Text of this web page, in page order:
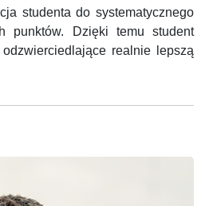
studenta do systematycznego
punktów. Dzięki temu student
realnie lepszą